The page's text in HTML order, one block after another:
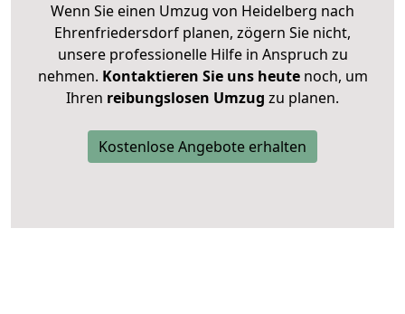
Wenn Sie einen Umzug von Heidelberg nach
Ehrenfriedersdorf planen, zögern Sie nicht,
unsere professionelle Hilfe in Anspruch zu
nehmen. Kontaktieren Sie uns heutenoch, um
Ihren reibungslosen Umzug zu planen.
Kostenlose Angebote erhalten